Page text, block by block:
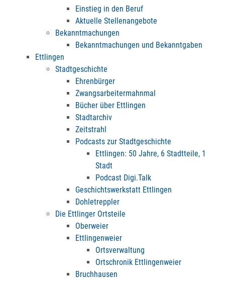
Einstieg in den Beruf
Aktuelle Stellenangebote
Bekanntmachungen
Bekanntmachungen und Bekanntgaben
Ettlingen
Stadtgeschichte
Ehrenbürger
Zwangsarbeitermahnmal
Bücher über Ettlingen
Stadtarchiv
Zeitstrahl
Podcasts zur Stadtgeschichte
Ettlingen: 50 Jahre, 6 Stadtteile, 1
Stadt
Podcast Digi.Talk
Geschichtswerkstatt Ettlingen
Dohletreppler
Die Ettlinger Ortsteile
Oberweier
Ettlingenweier
Ortsverwaltung
Ortschronik Ettlingenweier
Bruchhausen